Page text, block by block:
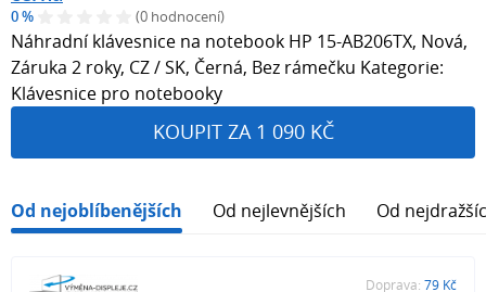
0 % (0 hodnocení)
Náhradní klávesnice na notebook HP 15-AB206TX, Nová,
Záruka 2 roky, CZ / SK, Černá, Bez rámečku Kategorie:
Klávesnice pro notebooky
KOUPIT ZA 1 090 KČ
Od nejoblíbenějších Od nejlevnějších Od
Doprava: 79 Kč